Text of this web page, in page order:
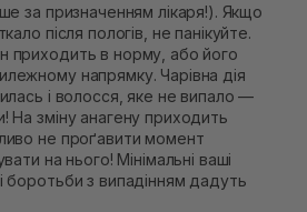
за призначенням лікаря!). Якщо
після пологів, не панікуйте.
приходить в норму, або його
напрямку. Чарівна дія
і волосся, яке не випало —
На зміну анагену приходить
не проґавити момент
на нього! Мінімальні ваші
боротьби з випадінням дадуть